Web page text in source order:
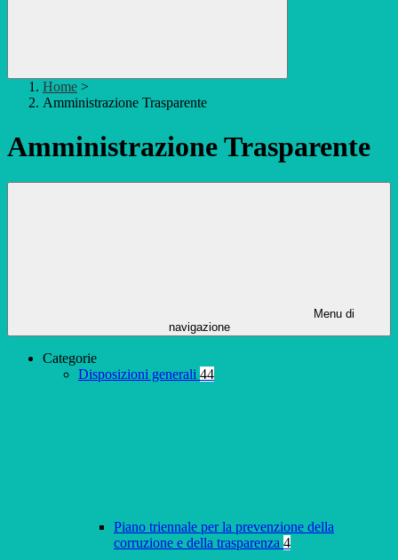
Home >
Amministrazione Trasparente
Amministrazione Trasparente
Menu di
navigazione
Categorie
Disposizioni generali 44
Piano triennale per la prevenzione della
corruzione e della trasparenza 4